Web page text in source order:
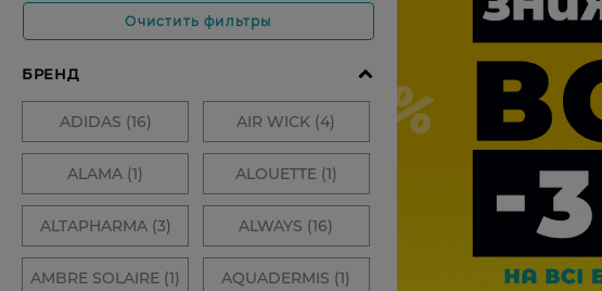
Очистить фильтры